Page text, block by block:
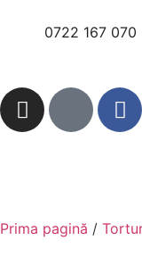
0722 167 070
Prima pagină /